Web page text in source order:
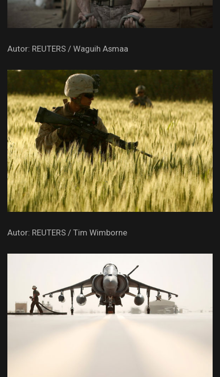
Autor: REUTERS / Waguih Asmaa
Autor: REUTERS / Tim Wimborne